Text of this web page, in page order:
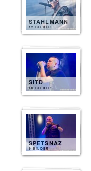
STAHLMANN
12 BILDER
SITD
10 BILDER
SPETSNAZ
9 BILDER